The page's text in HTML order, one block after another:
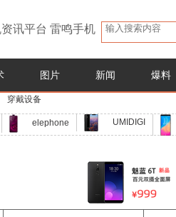
讯平台 雷鸣手机
图片 新闻 爆料
穿戴设备
elephone UMIDIGI